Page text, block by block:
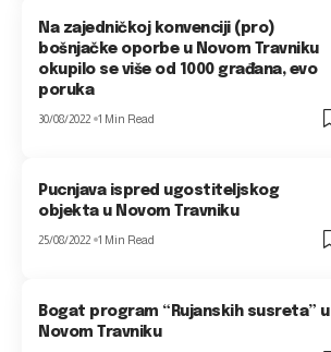
Na zajedničkoj konvenciji (pro)
bošnjačke oporbe u Novom Travniku
okupilo se više od 1000 građana, evo
poruka
30/08/2022 1 Min Read
Pucnjava ispred ugostiteljskog
objekta u Novom Travniku
25/08/2022 1 Min Read
Bogat program “Rujanskih susreta” u
Novom Travniku